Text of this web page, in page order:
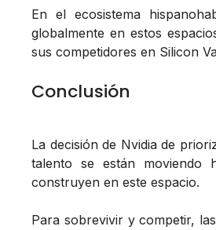
En el ecosistema
globalmente en estos
sus competidores en Silicon
Conclusión
La decisión de Nvidia de
talento se están moviendo
construyen en este espacio.
Para sobrevivir y competir,